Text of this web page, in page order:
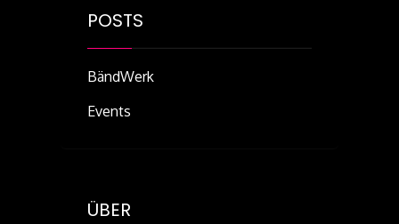
POSTS
BändWerk
Events
ÜBER